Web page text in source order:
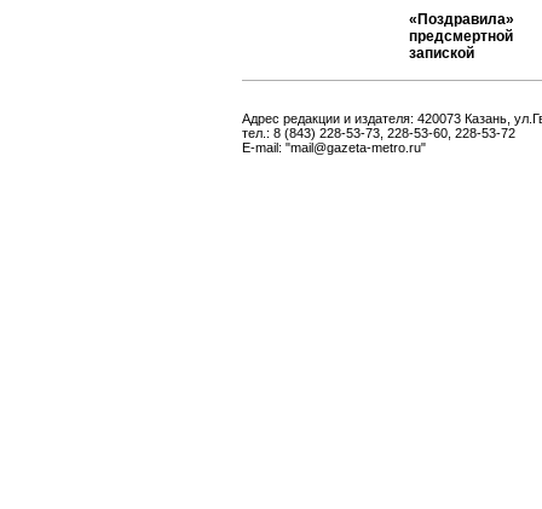
«Поздравила»
предсмертной
запиской
Адрес редакции и издателя: 420073 Казань,
тел.: 8 (843) 228-53-73, 228-53-60, 228-53-72
E-mail: "mail@gazeta-metro.ru"